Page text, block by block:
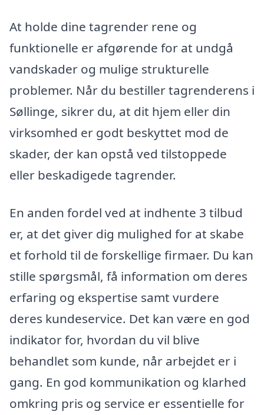
At holde dine tagrender rene og
funktionelle er afgørende for at undgå
vandskader og mulige strukturelle
problemer. Når du bestiller tagrenderens i
Søllinge, sikrer du, at dit hjem eller din
virksomhed er godt beskyttet mod de
skader, der kan opstå ved tilstoppede
eller beskadigede tagrender.
En anden fordel ved at indhente 3 tilbud
er, at det giver dig mulighed for at skabe
et forhold til de forskellige firmaer. Du kan
stille spørgsmål, få information om deres
erfaring og ekspertise samt vurdere
deres kundeservice. Det kan være en god
indikator for, hvordan du vil blive
behandlet som kunde, når arbejdet er i
gang. En god kommunikation og klarhed
omkring pris og service er essentielle for